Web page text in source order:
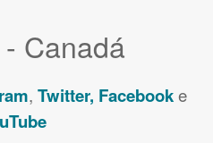
- Canadá
, Twitter, Facebooke